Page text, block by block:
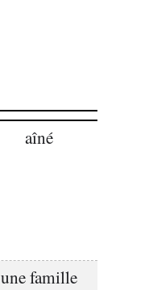
aîné
une famille